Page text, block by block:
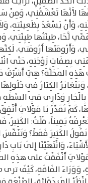
لأَنَّهَا تَعْشَقُنِي، وَمِنْ
وَأَنْ يَسْعَدَ بِظَعِينَتِهِ،
لَّحَا، طِينَتُها طِيِنَتِي،
وَأَرُومَتَها أَرُومَتي،
بِصِفَاتِ زَوْجَتِهِ، حَتَّى
هَذِهِ المَحَلَّةَ؟ هِيَ أَشْرَفُ
وَيَتَغايَرُ الكِبَارُ فِي
بِالْجَارِ وَدَارِى فِي السِّطَةِ
كَمْ تُقَدِّرُ يَا مَوْلايَ
يَقِيناً، قُلْتُ: الكَثِيرُ،
تَقُولُ الكَثِيرَ فَقَطْ؟
وَانْتَهَيْنَا إِلَى بَابِ
أَنْفَقْتُ على هذِهِ
وَوَرَاءَ الفَاقَةِ، كَيْفَ